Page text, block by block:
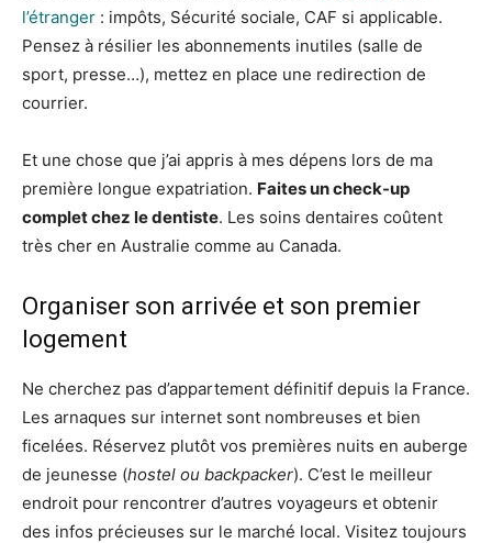
l’étranger : impôts, Sécurité sociale, CAF si applicable.
Pensez à résilier les abonnements inutiles (salle de
sport, presse…), mettez en place une redirection de
courrier.
Et une chose que j’ai appris à mes dépens lors de ma
première longue expatriation. Faites un check-up
complet chez le dentiste. Les soins dentaires coûtent
très cher en Australie comme au Canada.
Organiser son arrivée et son premier
logement
Ne cherchez pas d’appartement définitif depuis la France.
Les arnaques sur internet sont nombreuses et bien
ficelées. Réservez plutôt vos premières nuits en auberge
de jeunesse (hostel ou backpacker). C’est le meilleur
endroit pour rencontrer d’autres voyageurs et obtenir
des infos précieuses sur le marché local. Visitez toujours